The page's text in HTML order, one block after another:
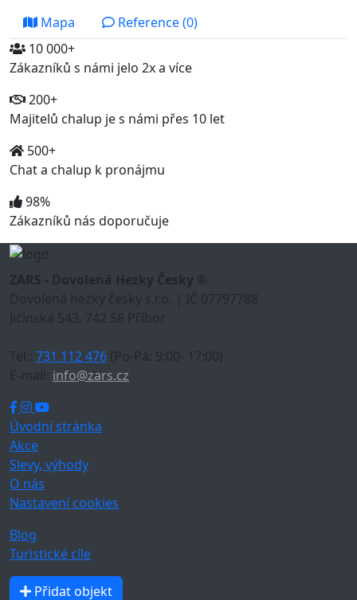
Mapa
Reference (0)
10 000+
Zákazníků s námi jelo 2x a více
200+
Majitelů chalup je s námi přes 10 let
500+
Chat a chalup k pronájmu
98%
Zákazníků nás doporučuje
ZARS - Dovolená Hezky Česky ®
Dovolená hezky česky s.r.o. | IČ 07797788
Jičínská 543, 742 58 Příbor
Tel.: 731 112 476 (Po-Pá: 9:00- 17:00)
E-mail: info@zars.cz
Úvodní stránka
Akce
Slevy, výhody
O nás
Nastavení cookies
Blog
Turistické cíle
Přidat objekt